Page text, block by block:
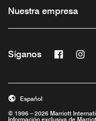
Nuestra empresa
Síganos
Abre una
© 1996 – 2026 Marriott
Información exclusiva de
Español